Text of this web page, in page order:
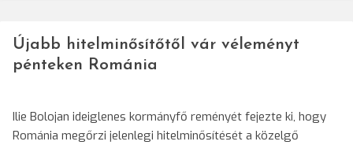
Újabb hitelminősítőtől vár véleményt
pénteken Románia
Ilie Bolojan ideiglenes kormányfő reményét fejezte ki, hogy
Románia megőrzi jelenlegi hitelminősítését a közelgő